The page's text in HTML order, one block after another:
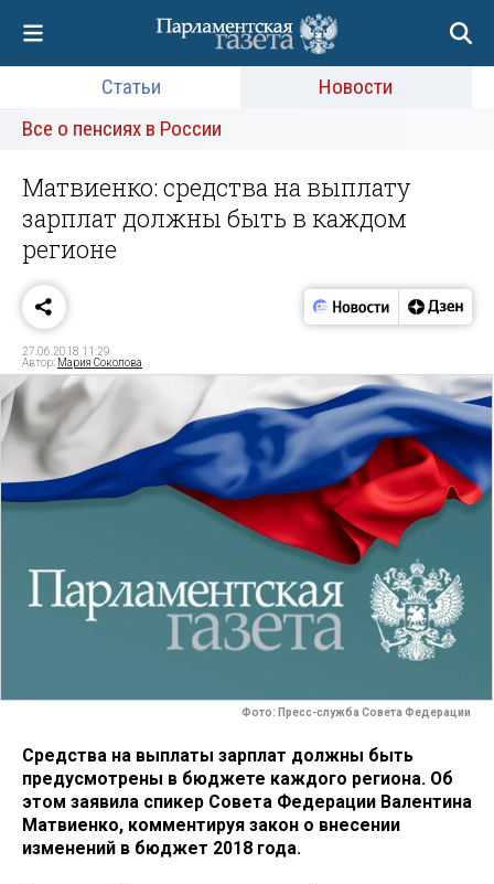
Статьи
Новости
Все о пенсиях в России
Матвиенко: средства на выплату
зарплат должны быть в каждом
регионе
27.06.2018 11:29
Автор: Мария Соколова
Фото: Пресс-служба Совета Федерации
Средства на выплаты зарплат должны быть
предусмотрены в бюджете каждого региона. Об
этом заявила спикер Совета Федерации Валентина
Матвиенко, комментируя закон о внесении
изменений в бюджет 2018 года.